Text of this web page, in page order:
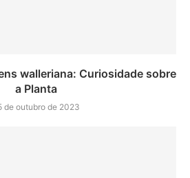
walleriana: Curiosidade sobre
a Planta
de outubro de 2023